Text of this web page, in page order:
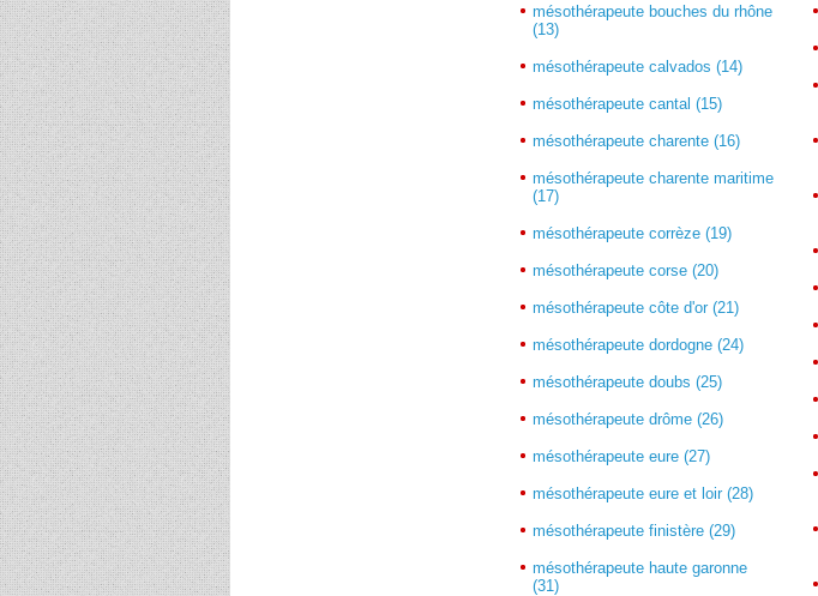
mésothérapeute bouches du rhône
(13)
mésothérapeute calvados (14)
mésothérapeute cantal (15)
mésothérapeute charente (16)
mésothérapeute charente maritime
(17)
mésothérapeute corrèze (19)
mésothérapeute corse (20)
mésothérapeute côte d'or (21)
mésothérapeute dordogne (24)
mésothérapeute doubs (25)
mésothérapeute drôme (26)
mésothérapeute eure (27)
mésothérapeute eure et loir (28)
mésothérapeute finistère (29)
mésothérapeute haute garonne
(31)